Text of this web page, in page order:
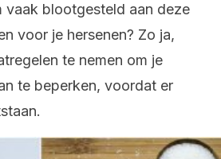
vaak blootgesteld aan deze
voor je hersenen? Zo ja,
te nemen om je
te beperken, voordat er